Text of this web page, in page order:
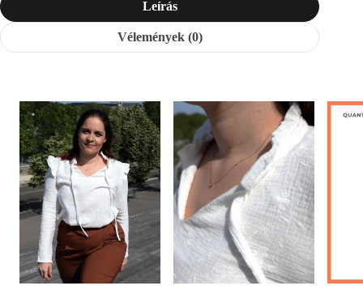
Leírás
Vélemények (0)